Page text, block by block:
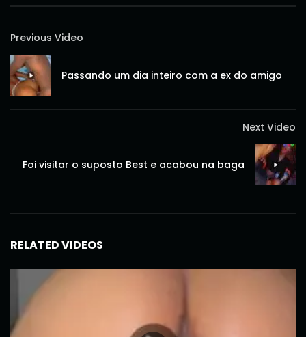
Previous Video
Passando um dia inteiro com a ex do amigo
Next Video
Foi visitar o suposto Best e acabou na baga
RELATED VIDEOS